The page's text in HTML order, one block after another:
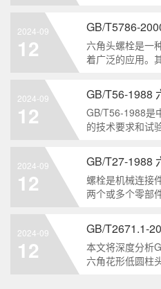
领域，帮助读者
么是GB/T65-
200
2024-09
12
六角头螺栓是一
着广泛的应用。
两个方面，对
栓 细牙 全螺纹
是GB/T57
2024-09
12
GB/T56-1988
GB/T56-1988是
的技术要求和试
用于需要更大的
厚螺母的材料和
钢、中碳钢或合
2024-09
12
螺栓是机械连接
两个或多个零部
级和B级两种。
的螺栓有哪些区
有什么不同?A级
2024-09
12
本文将深度分析
六角花形低圆柱